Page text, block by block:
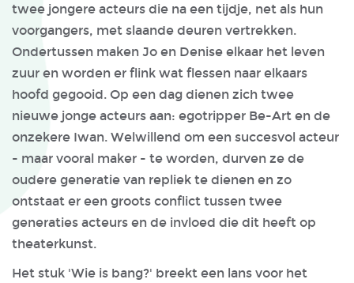
twee jongere acteurs die na een tijdje, net als hun
voorgangers, met slaande deuren vertrekken.
Ondertussen maken Jo en Denise elkaar het leven
zuur en worden er flink wat flessen naar elkaars
hoofd gegooid. Op een dag dienen zich twee
nieuwe jonge acteurs aan: egotripper Be-Art en de
onzekere Iwan. Welwillend om een succesvol acteur
- maar vooral maker - te worden, durven ze de
oudere generatie van repliek te dienen en zo
ontstaat er een groots conflict tussen twee
generaties acteurs en de invloed die dit heeft op
theaterkunst.
Het stuk 'Wie is bang?' breekt een lans voor het